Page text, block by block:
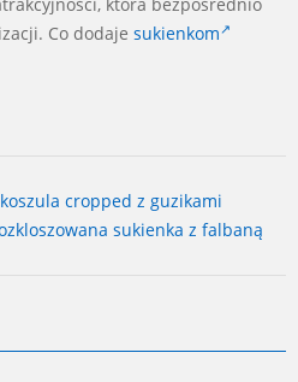
Co dodaje sukienkom
cropped z guzikami
sukienka z falbaną